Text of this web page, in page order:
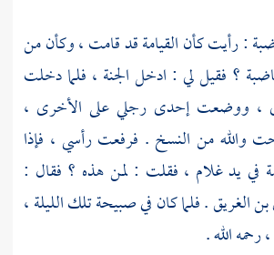
: رأيت كأن القيامة قد قامت ، وكأن من
؟ فقيل لي : ادخل الجنة ، فلما دخلت
، ووضعت إحدى رجلي على الأخرى ،
والله من النسخ . فرفعت رأسي ، فإذا
في يد غلام ، فقلت : لمن هذه ؟ فقال :
الغريق. فلما كان في صبيحة تلك الليلة ،
، رحمه الله .